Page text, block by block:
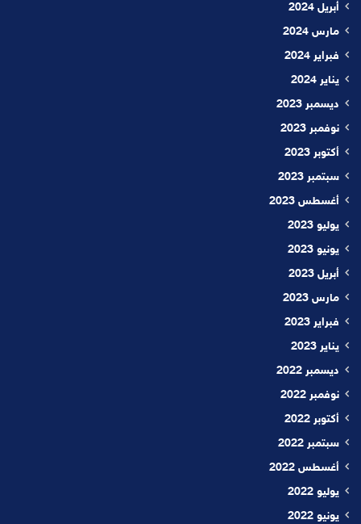
أبريل 2024
مارس 2024
فبراير 2024
يناير 2024
ديسمبر 2023
نوفمبر 2023
أكتوبر 2023
سبتمبر 2023
أغسطس 2023
يوليو 2023
يونيو 2023
أبريل 2023
مارس 2023
فبراير 2023
يناير 2023
ديسمبر 2022
نوفمبر 2022
أكتوبر 2022
سبتمبر 2022
أغسطس 2022
يوليو 2022
يونيو 2022